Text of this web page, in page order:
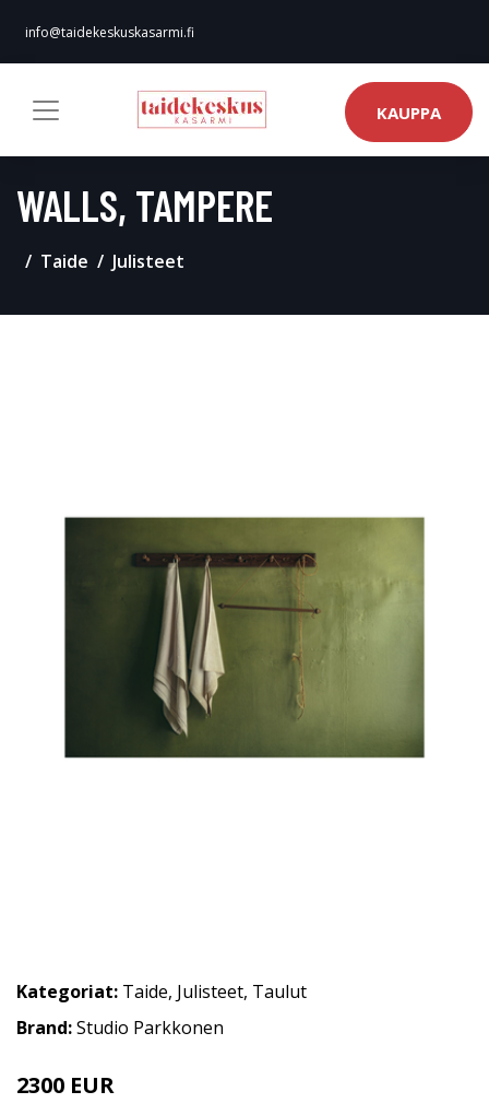
info@taidekeskuskasarmi.fi
KAUPPA
WALLS, TAMPERE
Taide Julisteet
Kategoriat: Taide, Julisteet, Taulut
Brand:Studio Parkkonen
2300 EUR